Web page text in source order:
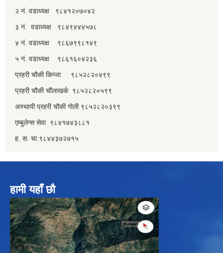
२ नं. वडाध्यक्ष ९८४१२०७०४२
३ नं. वडाध्यक्ष ९८४९४४४५७८
४ नं. वडाध्यक्ष ९८६७९९८१४९
५ नं. वडाध्यक्ष ९८६१६०४२३६
प्रहरी चौकी किन्जा ९८५२८२०४९९
प्रहरी चौकी चौंलाखर्क ९८५२८२०५९९
अस्थायी प्रहरी चौकी गोली ९८५२८२०३९९
एम्बुलेन्स सेवा ९८४१७४३८८१
ह. स. चा.९८४४३७२७१५
हामी यहाँ छौ